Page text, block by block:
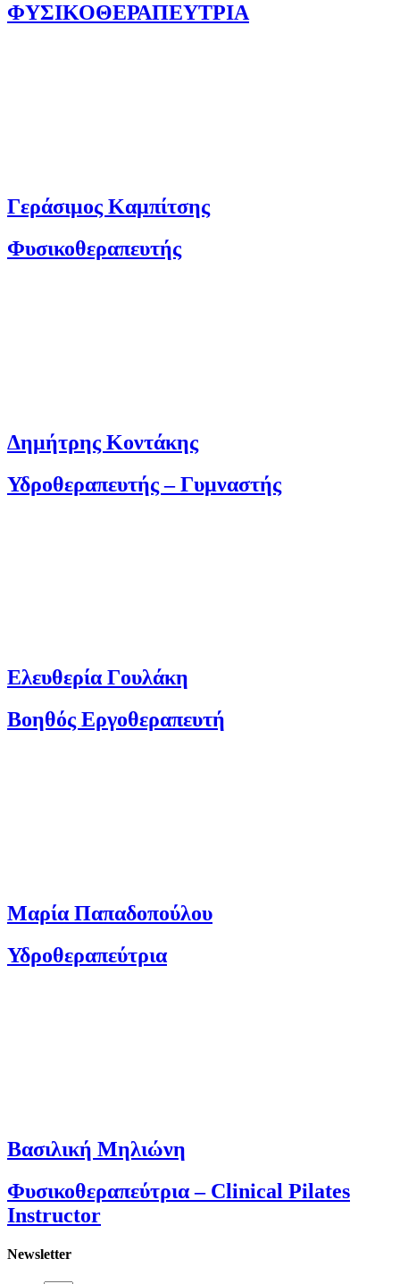
ΦΥΣΙΚΟΘΕΡΑΠΕΥΤΡΙΑ
Γεράσιμος Καμπίτσης
Φυσικοθεραπευτής
Δημήτρης Κοντάκης
Υδροθεραπευτής – Γυμναστής
Ελευθερία Γουλάκη
Βοηθός Εργοθεραπευτή
Μαρία Παπαδοπούλου
Υδροθεραπεύτρια
Βασιλική Μηλιώνη
Φυσικοθεραπεύτρια – Clinical Pilates
Instructor
Newsletter